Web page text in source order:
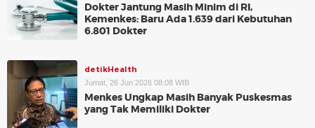
Dokter Jantung Masih Minim di RI,
Kemenkes: Baru Ada 1.639 dari Kebutuhan
6.801 Dokter
detikHealth
Jumat, 26 Jun 2026 08:08 WIB
Menkes Ungkap Masih Banyak Puskesmas
yang Tak Memiliki Dokter